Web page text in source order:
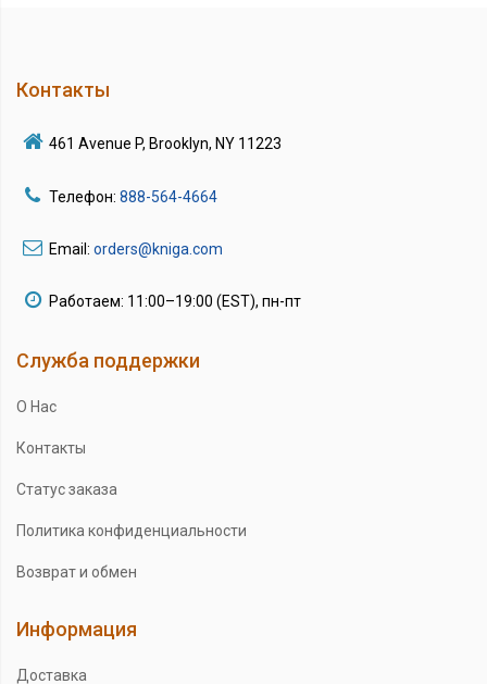
Контакты
461 Avenue P, Brooklyn, NY 11223
Телефон: 888-564-4664
Email: orders@kniga.com
Работаем: 11:00–19:00 (EST), пн-пт
Служба поддержки
О Нас
Контакты
Статус заказа
Политика конфиденциальности
Возврат и обмен
Информация
Доставка